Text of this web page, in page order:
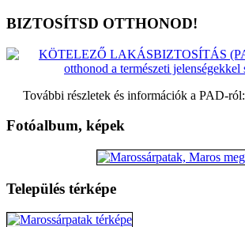
BIZTOSÍTSD OTTHONOD!
További részletek és információk a PAD-ról:
Fotóalbum, képek
Település térképe